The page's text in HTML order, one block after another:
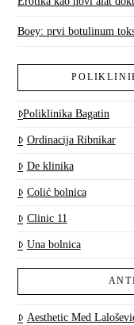
Boey: prvi botulinum
Poliklinika Bagatin
Ordinacija Ribnikar
De klinika
Colić bolnica
Clinic 11
Una bolnica
Aesthetic Med